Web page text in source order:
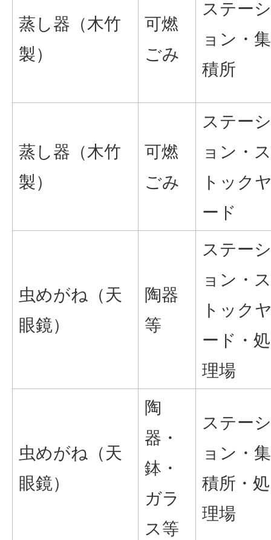
蒸し器（木竹
製）
可燃
ごみ
ステーシ
ョン・集
積所
蒸し器（木竹
製）
可燃
ごみ
ステーシ
ョン・ス
トック
ード
虫めがね（天
眼鏡）
陶器
等
ステーシ
ョン・ス
トック
ード・処
理場
虫めがね（天
眼鏡）
陶
器・
鉢・
ガラ
ス等
ステーシ
ョン・集
積所・処
理場